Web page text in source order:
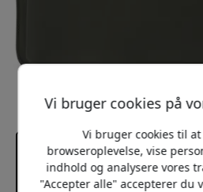
Vi bruger cookies på
Vi bruger cookies til
browseroplevelse, vise
indhold og analysere vores
"Accepter alle" accepterer du